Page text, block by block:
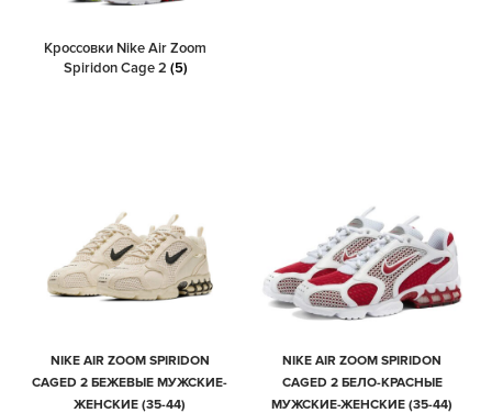
Кроссовки Nike Air Zoom
Spiridon Cage 2 (5)
NIKE AIR ZOOM SPIRIDON
CAGED 2 БЕЖЕВЫЕ МУЖСКИЕ-
ЖЕНСКИЕ (35-44)
NIKE AIR ZOOM SPIRIDON
CAGED 2 БЕЛО-КРАСНЫЕ
МУЖСКИЕ-ЖЕНСКИЕ (35-44)